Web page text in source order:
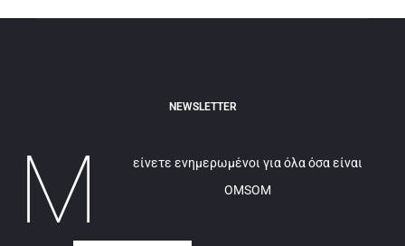
NEWSLETTER
Μ
είνετε ενημερωμένοι για όλα όσα είναι
OMSOM